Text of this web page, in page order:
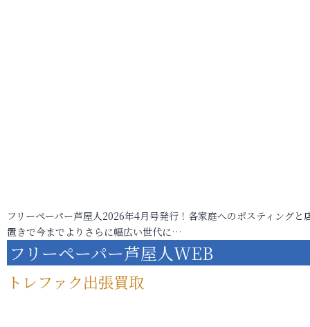
フリーペーパー芦屋人2026年4月号発行！各家庭へのポスティングと
置きで今までよりさらに幅広い世代に…
フリーペーパー芦屋人WEB
トレファク出張買取